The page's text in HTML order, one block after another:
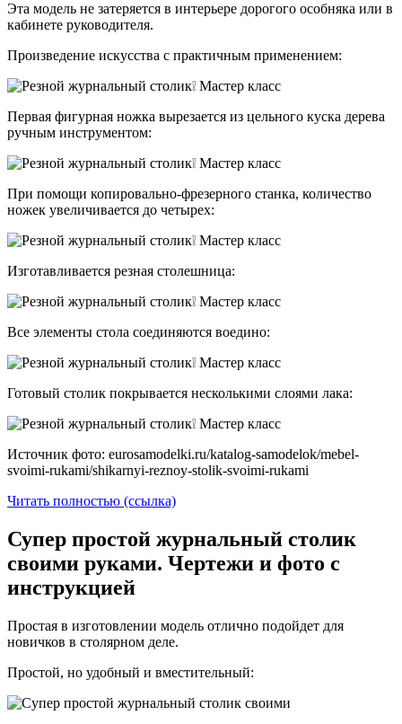
Эта модель не затеряется в интерьере дорогого особняка или в
кабинете руководителя.
Произведение искусства с практичным применением:
Первая фигурная ножка вырезается из цельного куска дерева
ручным инструментом:
При помощи копировально-фрезерного станка, количество
ножек увеличивается до четырех:
Изготавливается резная столешница:
Все элементы стола соединяются воедино:
Готовый столик покрывается несколькими слоями лака:
Источник фото: eurosamodelki.ru/katalog-samodelok/mebel-
svoimi-rukami/shikarnyi-reznoy-stolik-svoimi-rukami
Читать полностью (ссылка)
Супер простой журнальный столик
своими руками. Чертежи и фото с
инструкцией
Простая в изготовлении модель отлично подойдет для
новичков в столярном деле.
Простой, но удобный и вместительный: